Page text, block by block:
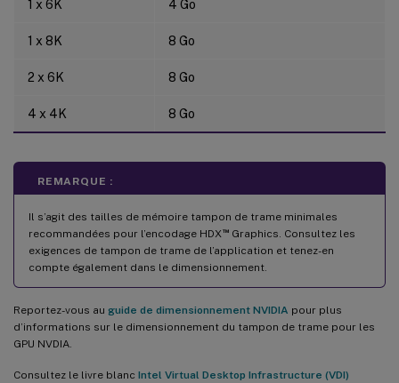
1 x 6K 4 Go
1 x 8K 8 Go
2 x 6K 8 Go
4 x 4K 8 Go
REMARQUE :
Il s’agit des tailles de mémoire tampon de trame minimales
recommandées pour l’encodage HDX ™Graphics. Consultez les
exigences de tampon de trame de l’application et tenez-en
compte également dans le dimensionnement.
Reportez-vous au guide de dimensionnement NVIDIA pour plus
d’informations sur le dimensionnement du tampon de trame pour les
GPU NVDIA.
Consultez le livre blanc Intel Virtual Desktop Infrastructure (VDI)